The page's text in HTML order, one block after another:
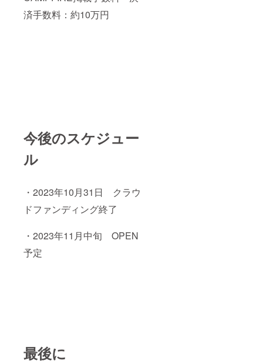
済手数料：約10万円
今後のスケジュー
ル
・2023年10月31日 クラウ
ドファンディング終了
・2023年11月中旬 OPEN
予定
最後に